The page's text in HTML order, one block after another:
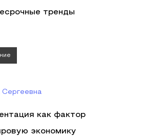
тренды
Сергеевна
как фактор
экономику